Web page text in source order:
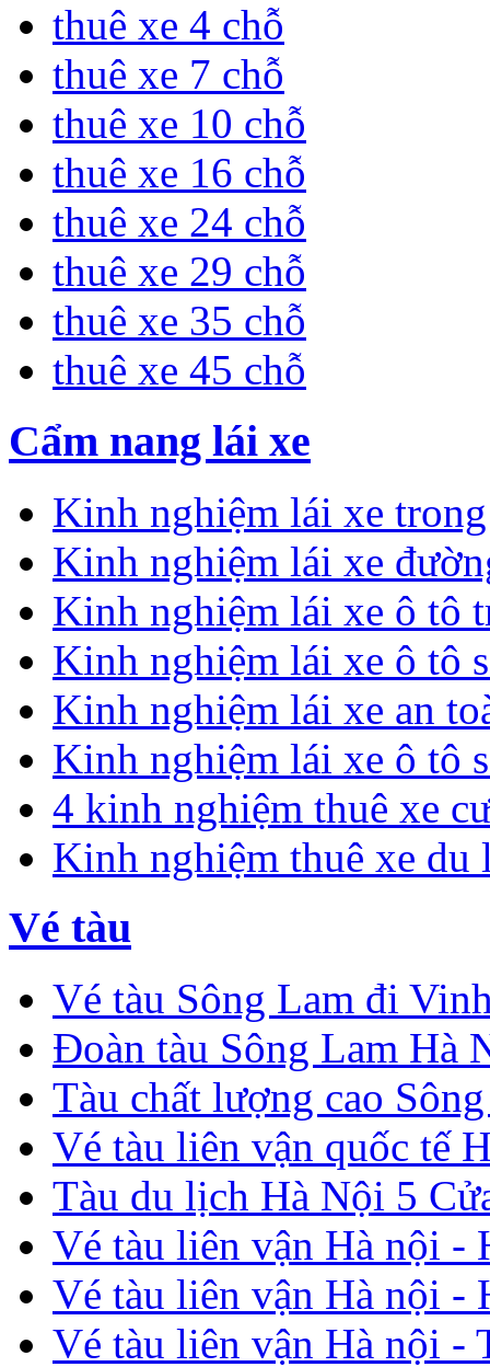
thuê xe 4 chỗ
thuê xe 7 chỗ
thuê xe 10 chỗ
thuê xe 16 chỗ
thuê xe 24 chỗ
thuê xe 29 chỗ
thuê xe 35 chỗ
thuê xe 45 chỗ
Cẩm nang lái xe
Kinh nghiệm lái xe
Kinh nghiệm lái xe
Kinh nghiệm lái xe ô tô
Kinh nghiệm lái xe ô tô
Kinh nghiệm lái xe an
Kinh nghiệm lái xe ô tô
4 kinh nghiệm thuê xe
Kinh nghiệm thuê xe du
Vé tàu
Vé tàu Sông Lam đi
Đoàn tàu Sông Lam Hà
Tàu chất lượng cao
Vé tàu liên vận quốc tế
Tàu du lịch Hà Nội 5
Vé tàu liên vận Hà nội -
Vé tàu liên vận Hà nội -
Vé tàu liên vận Hà nội -